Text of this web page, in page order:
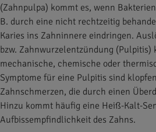
(Zahnpulpa) kommt es, wenn
B. durch eine nicht rechtzeitig
Karies ins Zahninnere eindringen.
bzw. Zahnwurzelentzündung (Pulpitis)
mechanische, chemische oder
Symptome für eine Pulpitis sind
Zahnschmerzen, die durch einen
Hinzu kommt häufig eine Heiß-Kalt-
Aufbissempfindlichkeit des Zahns.